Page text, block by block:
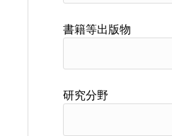
書籍等出版物
研究分野